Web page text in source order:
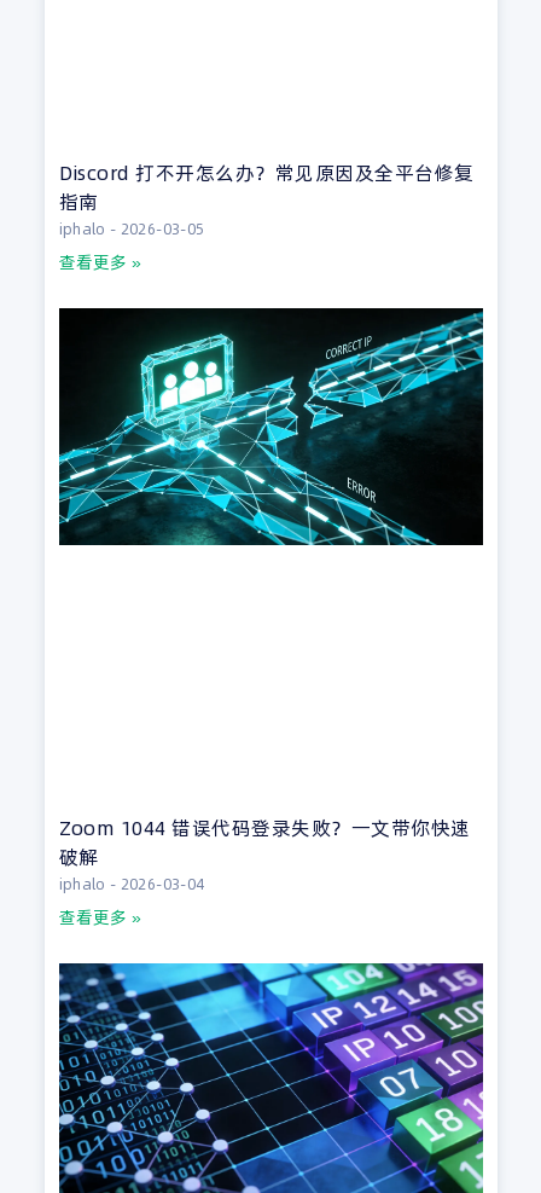
Discord 打不开怎么办？常见原因及全平台修复
指南
iphalo 2026-03-05
查看更多 »
Zoom 1044 错误代码登录失败？一文带你快速
破解
iphalo 2026-03-04
查看更多 »